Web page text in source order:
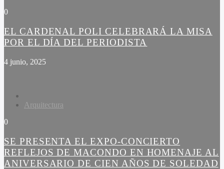
0
EL CARDENAL POLI CELEBRARÁ LA MISA
POR EL DÍA DEL PERIODISTA
4 junio, 2025
Arquitectura
0
SE PRESENTA EL EXPO-CONCIERTO
REFLEJOS DE MACONDO EN HOMENAJE AL
ANIVERSARIO DE CIEN AÑOS DE SOLEDAD